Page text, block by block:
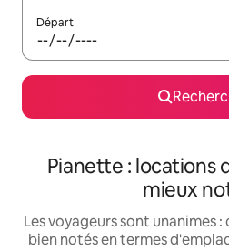
Départ
Pianette : locations
mieux
Les voyageurs sont unanimes
bien notés en termes